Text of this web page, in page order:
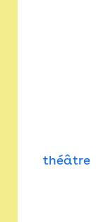
théâtre